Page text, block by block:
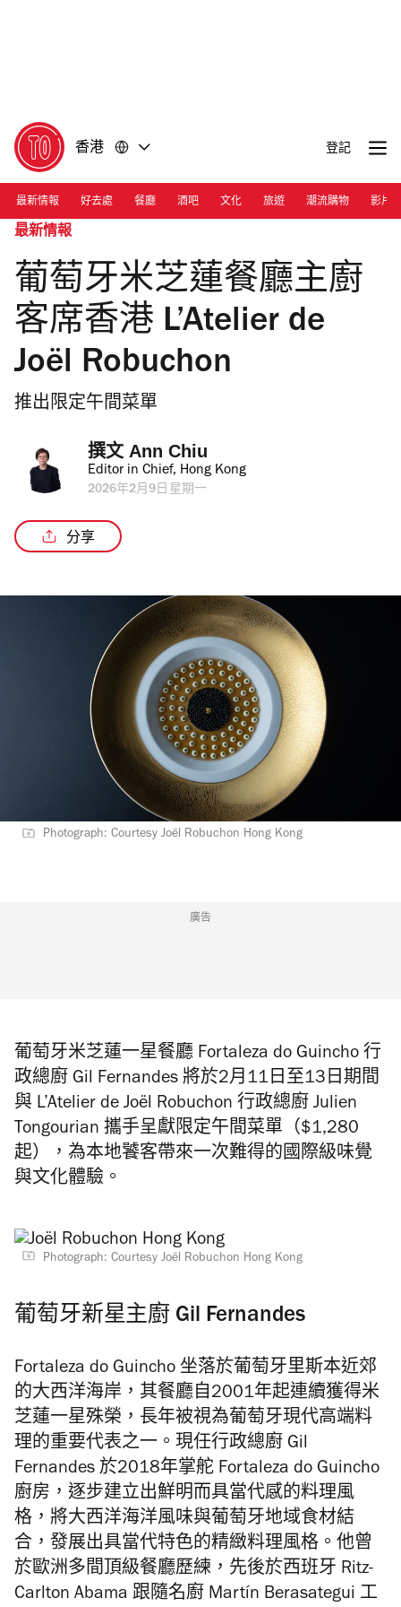
香港 登記
最新情報 好去處 餐廳 酒吧 文化 旅遊 潮流購物 影片
最新情報
葡萄牙米芝蓮餐廳主廚
客席香港 L’Atelier de
Joël Robuchon
推出限定午間菜單
撰文 Ann Chiu
Editor in Chief, Hong Kong
2026年2月9日星期一
分享
Photograph: Courtesy Joël Robuchon Hong Kong
廣告
葡萄牙米芝蓮一星餐廳 Fortaleza do Guincho 行
政總廚 Gil Fernandes 將於2月11日至13日期間
與 L’Atelier de Joël Robuchon 行政總廚 Julien
Tongourian 攜手呈獻限定午間菜單（$1,280
起），為本地饕客帶來一次難得的國際級味覺
與文化體驗。
Photograph: Courtesy Joël Robuchon Hong Kong
葡萄牙新星主廚 Gil Fernandes
Fortaleza do Guincho 坐落於葡萄牙里斯本近郊
的大西洋海岸，其餐廳自2001年起連續獲得米
芝蓮一星殊榮，長年被視為葡萄牙現代高端料
理的重要代表之一。現任行政總廚 Gil
Fernandes 於2018年掌舵 Fortaleza do Guincho
廚房，逐步建立出鮮明而具當代感的料理風
格，將大西洋海洋風味與葡萄牙地域食材結
合，發展出具當代特色的精緻料理風格。他曾
於歐洲多間頂級餐廳歷練，先後於西班牙 Ritz-
Carlton Abama 跟隨名廚 Martín Berasategui 工